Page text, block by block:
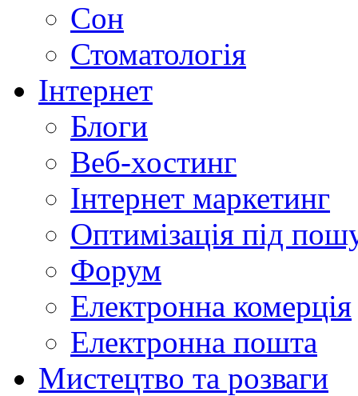
Сон
Стоматологія
Інтернет
Блоги
Веб-хостинг
Інтернет маркетинг
Оптимізація під
Форум
Електронна комерція
Електронна пошта
Мистецтво та розваги